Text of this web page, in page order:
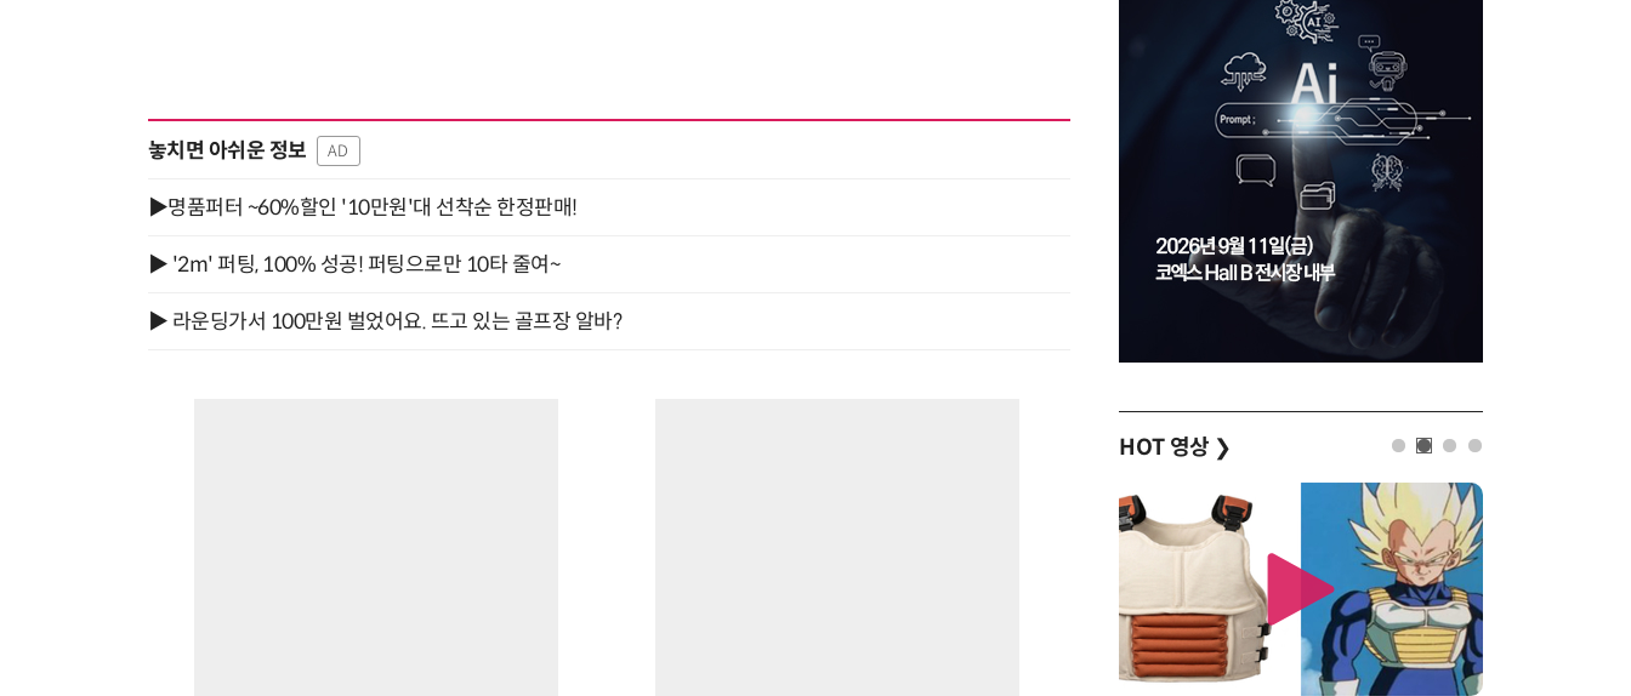
놓치면 아쉬운 정보 AD
▶명품퍼터 ~60%할인 '10만원'대 선착순 한정판매!
▶ '2m' 퍼팅, 100% 성공! 퍼팅으로만 10타 줄여~
▶ 라운딩가서 100만원 벌었어요. 뜨고 있는 골프장 알바?
HOT 영상 ❯